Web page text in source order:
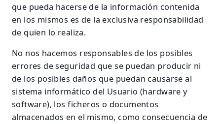
que pueda hacerse de la información contenida
en los mismos es de la exclusiva responsabilidad
de quien lo realiza.
No nos hacemos responsables de los posibles
errores de seguridad que se puedan producir ni
de los posibles daños que puedan causarse al
sistema informático del Usuario (hardware y
software), los ficheros o documentos
almacenados en el mismo, como consecuencia de